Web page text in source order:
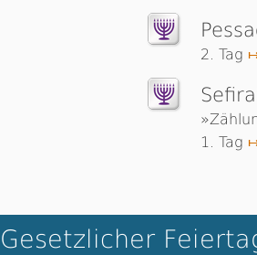
2. Tag
1. Tag
Gesetzlicher